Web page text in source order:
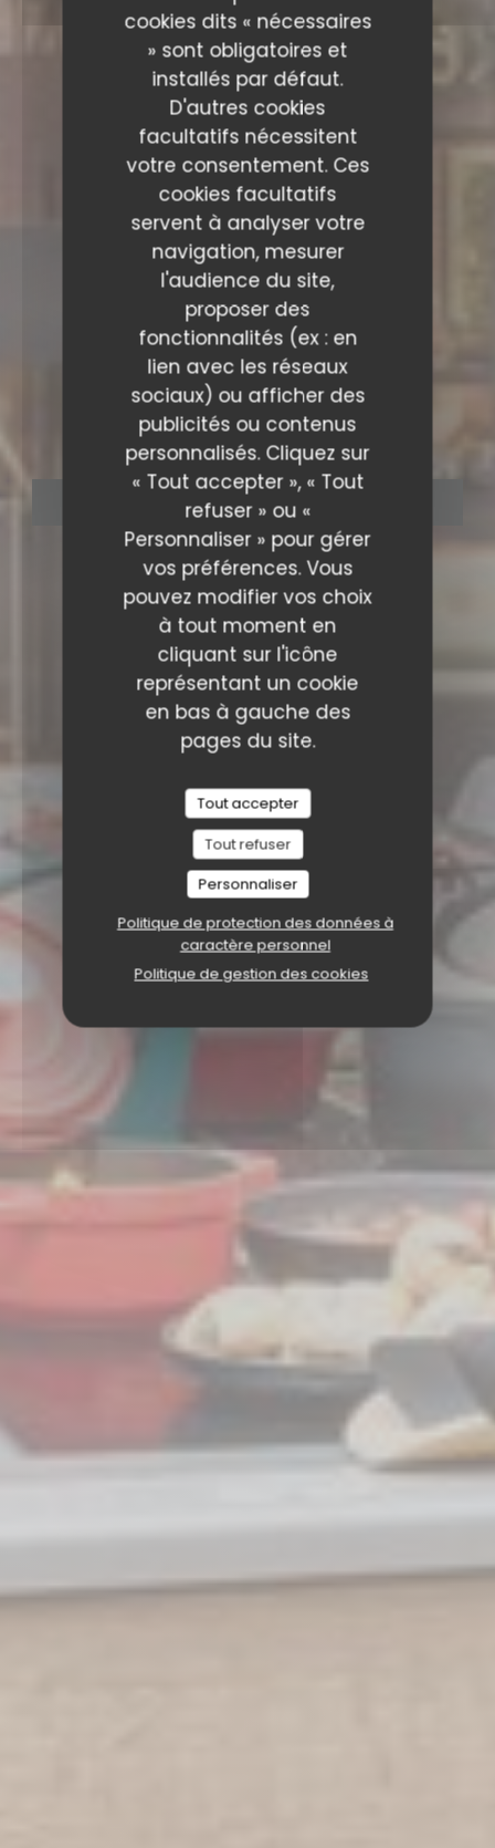
cookies dits « nécessaires
» sont obligatoires et
installés par défaut.
D'autres cookies
facultatifs nécessitent
votre consentement. Ces
cookies facultatifs
servent à analyser votre
navigation, mesurer
l'audience du site,
proposer des
fonctionnalités (ex : en
lien avec les réseaux
sociaux) ou afficher des
publicités ou contenus
personnalisés. Cliquez sur
« Tout accepter », « Tout
refuser » ou «
Personnaliser » pour gérer
vos préférences. Vous
pouvez modifier vos choix
à tout moment en
cliquant sur l'icône
représentant un cookie
en bas à gauche des
pages du site.
Tout accepter
Tout refuser
Personnaliser
Politique de protection des données à
caractère personnel
Politique de gestion des cookies
BUFFET À VOLONTÉ• TOULOUSE
Barricot
RÉSERVER